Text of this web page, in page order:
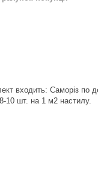
входить: Саморіз по
10 шт. на 1 м2 настилу.